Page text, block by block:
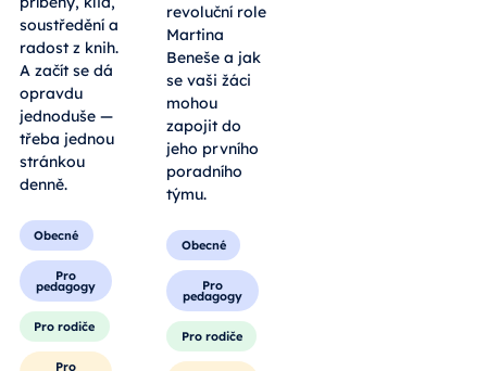
svého dne
vrátit
příběhy, klid,
soustředění a
radost z knih.
A začít se dá
opravdu
jednoduše —
třeba jednou
denně.
Obecné
Pro
pedagogy
revoluční role
Martina
Beneše a jak
se vaši žáci
mohou
zapojit do
jeho prvního
poradního
týmu.
Obecné
Pro
pedagogy
Pro rodiče